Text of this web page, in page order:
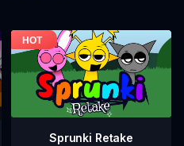
Sprunki Retake